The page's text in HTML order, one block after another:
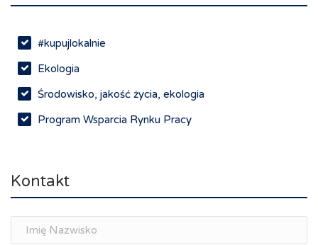
#kupujlokalnie
Ekologia
Środowisko, jakość życia, ekologia
Program Wsparcia Rynku Pracy
Spotkania branżowe
osobisty
Kontakt